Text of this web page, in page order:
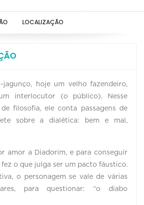
LOCALIZAÇÃO
jagunço, hoje um velho fazendeiro,
interlocutor (o público). Nesse
filosofia, ele conta passagens de
sobre a dialética: bem e mal,
amor a Diadorim, e para conseguir
fez o que julga ser um pacto fáustico.
o personagem se vale de várias
para questionar: “o diabo